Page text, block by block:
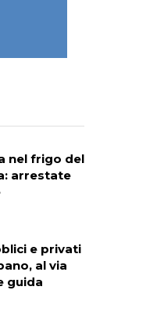
nel frigo del
arrestate
e privati
al via
guida